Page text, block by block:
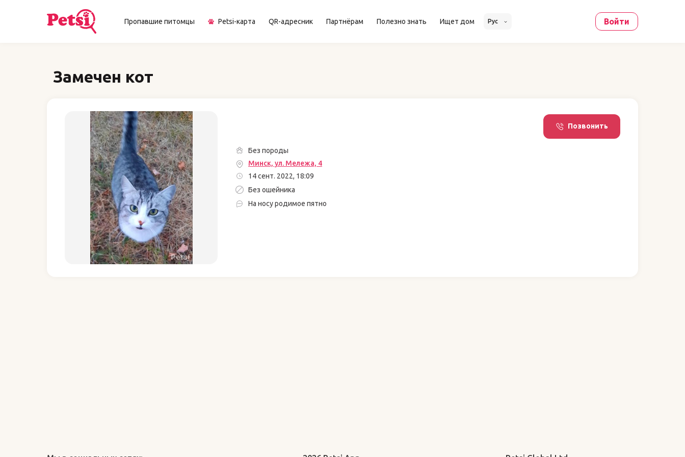
Пропавшие питомцы Petsi-карта QR-адресник Партнёрам Полезно знать Ищет дом Рус Войти
Замечен кот
Позвонить
Без породы
Минск, ул. Мележа, 4
14 сент. 2022, 18:09
Без ошейника
На носу родимое пятно